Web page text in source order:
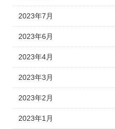
2023年7月
2023年6月
2023年4月
2023年3月
2023年2月
2023年1月